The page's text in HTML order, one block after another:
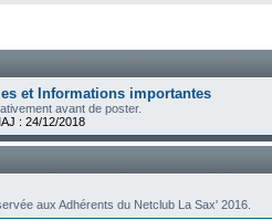
et Informations importantes
avant de poster.
: 24/12/2018
aux Adhérents du Netclub La Sax' 2016.